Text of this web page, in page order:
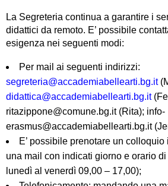
La Segreteria continua a garantire i
didattici da remoto. E’ possibile
esigenza nei seguenti modi:
Per mail ai seguenti indirizzi:
segreteria@accademiabellearti.bg.it
didattica@accademiabellearti.bg.it
ritazippone@comune.bg.it (Rita); info-
erasmus@accademiabellearti.bg.it
E’ possibile prenotare un
una mail con indicati giorno e orario di
lunedì al venerdì 09,00 – 17,00);